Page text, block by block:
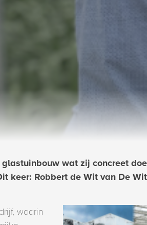
wat zij concreet
keer: Robbert de Wit van De
waarin